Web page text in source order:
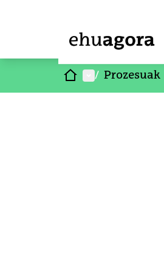
Hasiera
Menu nagusia
/ Prozesuak